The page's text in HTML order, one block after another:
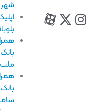
اپلیکیشن
بلوبانک
همراه
همراه
سامان